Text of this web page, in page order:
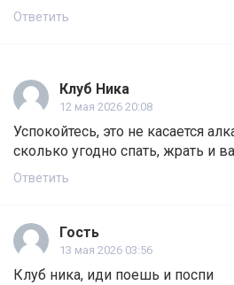
Ответить
Клуб Ника
12 мая 2026 20:08
Успокойтесь, это не касается
сколько угодно спать, жрать и
Ответить
Гость
13 мая 2026 03:56
Клуб ника, иди поешь и поспи